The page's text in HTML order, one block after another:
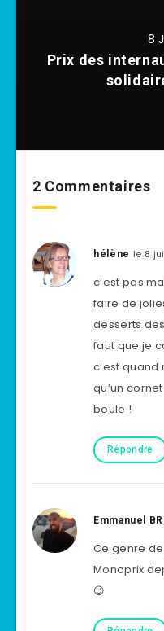
8
Prix des
2 Commentaires
hélène le 8
c’est pas
faire de
desserts
faut que je
c’est quand
qu’un
boule !
Répondre
Emmanuel
Ce genre
Monoprix
😉